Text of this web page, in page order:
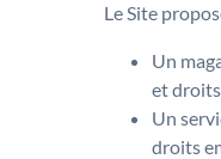
Le Site
Un
et
Un
droits